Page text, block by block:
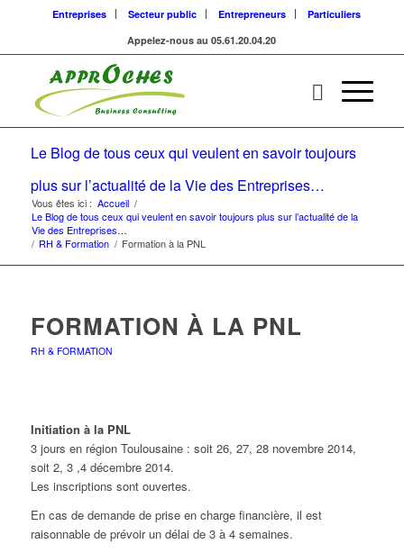
Entreprises Secteur public Entrepreneurs
Particuliers
Appelez-nous au 05.61.20.04.20
Le Blog de tous ceux qui veulent en savoir toujours
plus sur l’actualité de la Vie des Entreprises…
Vous êtes ici : Accueil /
Le Blog de tous ceux qui veulent en savoir toujours plus sur l’actualité de la
Vie des Entreprises…
/ RH & Formation / Formation à la PNL
FORMATION À LA PNL
RH & FORMATION
Initiation à la PNL
3 jours en région Toulousaine : soit 26, 27, 28 novembre 2014,
soit 2, 3 ,4 décembre 2014.
Les inscriptions sont ouvertes.
En cas de demande de prise en charge financière, il est
raisonnable de prévoir un délai de 3 à 4 semaines.